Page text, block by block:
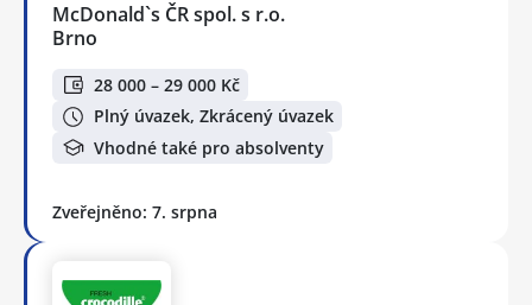
McDonald`s ČR spol. s r.o.
Brno
28 000 – 29 000 Kč
Plný úvazek, Zkrácený úvazek
Vhodné také pro absolventy
Zveřejněno: 7. srpna